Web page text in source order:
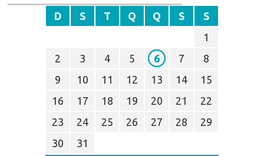
D S T Q Q S
S
1
2
3 4 5 6 7
8
9
10 11 12 13 14
15
16
17 18 19 20 21
22
23
24 25 26 27 28
29
30
31